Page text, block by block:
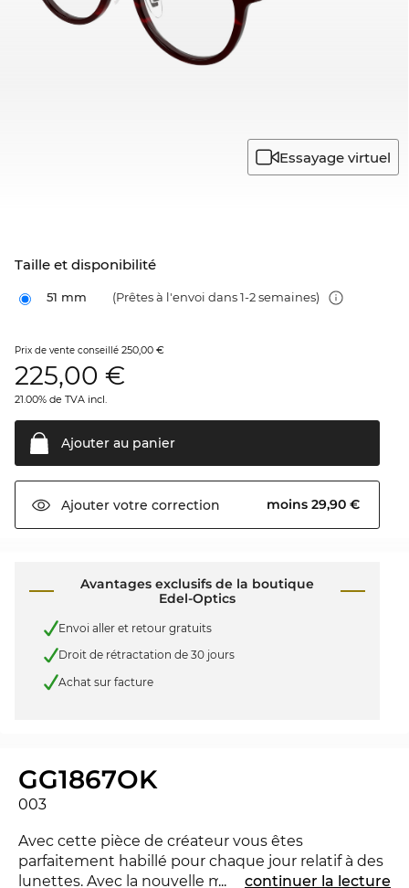
Essayage virtuel
Taille et disponibilité
51 mm (Prêtes à l'envoi dans 1-2 semaines)
Prix de vente conseillé 250,00 €
225,00 €
21.00% de TVA incl.
Ajouter au panier
Ajouter votre correction moins 29,90 €
Avantages exclusifs de la boutique
Edel-Optics
Envoi aller et retour gratuits
Droit de rétractation de 30 jours
Achat sur facture
GG1867OK
003
Avec cette pièce de créateur vous êtes
parfaitement habillé pour chaque jour relatif à des
lunettes. Avec la nouvelle marqueGuccitu peux
... continuer la lecture